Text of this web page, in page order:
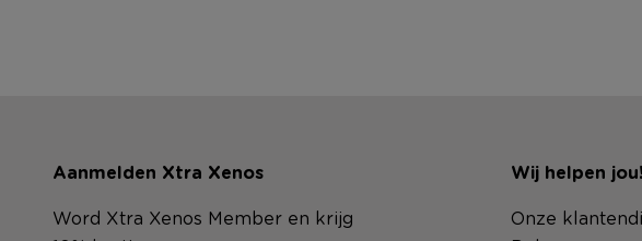
Aanmelden Xtra Xenos
Word Xtra Xenos Member en krijg
Wij helpen jou!
Onze